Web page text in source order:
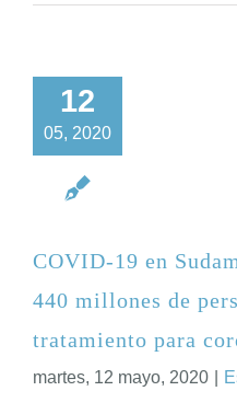
12
05, 2020
COVID-19 en
440 millones de
tratamiento para
martes, 12 mayo, 2020